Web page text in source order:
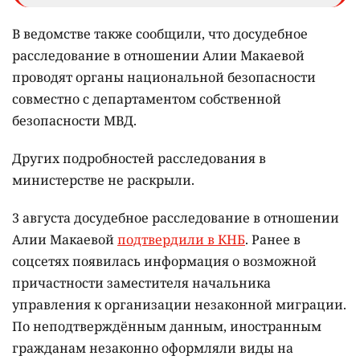
В ведомстве также сообщили, что досудебное
расследование в отношении Алии Макаевой
проводят органы национальной безопасности
совместно с департаментом собственной
безопасности МВД.
Других подробностей расследования в
министерстве не раскрыли.
3 августа досудебное расследование в отношении
Алии Макаевойподтвердили в КНБ. Ранее в
соцсетях появилась информация о возможной
причастности заместителя начальника
управления к организации незаконной миграции.
По неподтверждённым данным, иностранным
гражданам незаконно оформляли виды на